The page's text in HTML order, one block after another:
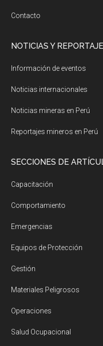
Contacto
NOTICIAS Y
Información de eventos
Noticias internacionales
Noticias mineras en Perú
Reportajes mineros en Perú
SECCIONES DE
Capacitación
Comportamiento
Emergencias
Equipos de Protección
Gestión
Materiales Peligrosos
Operaciones
Salud Ocupacional